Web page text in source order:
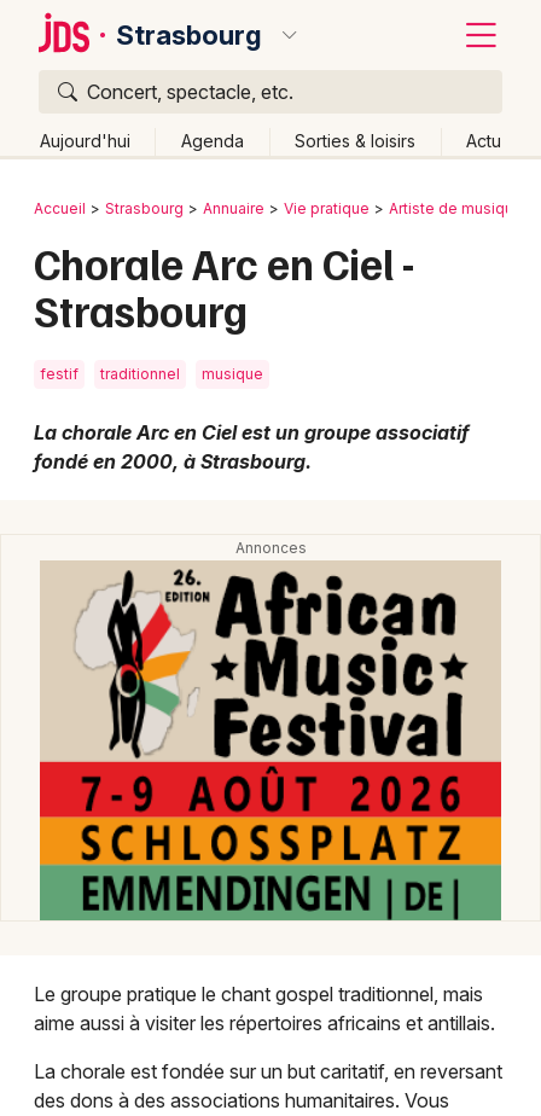
Strasbourg
Concert, spectacle, etc.
Aujourd'hui Agenda Sorties & loisirs Actu
Publier un événement
Manifestations
Spectacles
Concerts
Sports
Soirées
Sorties famille
Expos
Artiste de musique et du spectacle dans le Bas-
Rhin
Artiste de musique et du spectacle en Alsace
Bordeaux
Colmar
Marseille
Nantes
Nice
Strasbourg
Toulouse
Toutes les villes
Retour
Accueil Strasbourg Annuaire Vie pratique Artiste de musique
Chorale Arc en Ciel -
Strasbourg
festif traditionnel musique
La chorale Arc en Ciel est un groupe associatif
fondé en 2000, à Strasbourg.
Le groupe pratique le chant gospel traditionnel, mais
aime aussi à visiter les répertoires africains et antillais.
La chorale est fondée sur un but caritatif, en reversant
des dons à des associations humanitaires. Vous
Quoi ?
Où ?
Partout
Près de moi Changer de lieu
Quand ?